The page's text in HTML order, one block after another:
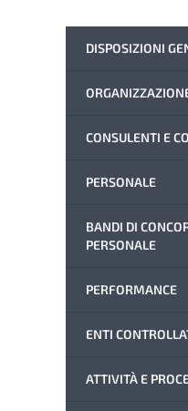
DISPOSIZIONI
CONSULENTI E
PERSONALE
BANDI DI
PERSONALE
PERFORMANCE
ENTI
ATTIVITÀ E